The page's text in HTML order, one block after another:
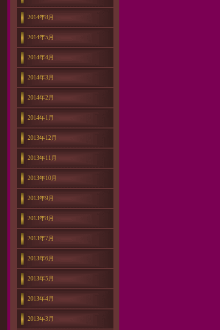
2014年8月
2014年5月
2014年4月
2014年3月
2014年2月
2014年1月
2013年12月
2013年11月
2013年10月
2013年9月
2013年8月
2013年7月
2013年6月
2013年5月
2013年4月
2013年3月